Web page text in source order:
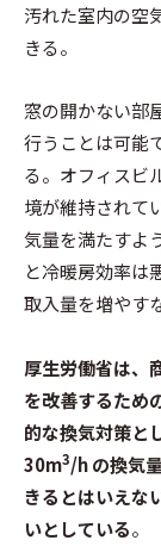
汚れた室内の空
きる。
窓の開かない部
行うことは可能
る。オフィスビ
境が維持されて
気量を満たすよ
と冷暖房効率は
取入量を増やす
厚生労働省は、
を改善するため
的な換気対策と
30m3/h の換気
きるとはいえな
いとしている。